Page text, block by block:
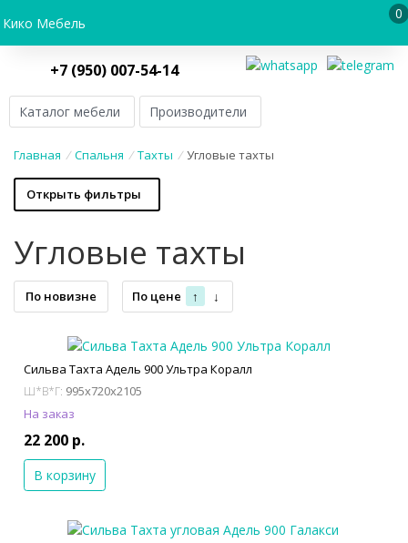
Кико Мебель
0
+7 (950) 007-54-14
Каталог мебели Производители
Главная / Спальня / Тахты / Угловые тахты
Открыть фильтры
Угловые тахты
По новизне По цене ↑ ↓
Сильва Тахта Адель 900 Ультра Коралл
Ш*В*Г: 995x720x2105
На заказ
22 200 р.
В корзину